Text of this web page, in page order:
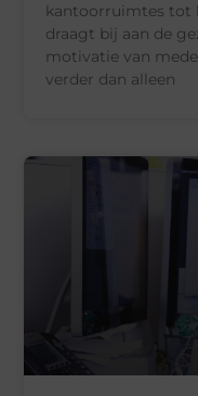
kantoorruimtes tot
draagt bij aan de
motivatie van
verder dan alleen